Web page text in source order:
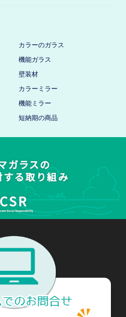
カラーのガラス
機能ガラス
壁装材
カラーミラー
機能ミラー
短納期の商品